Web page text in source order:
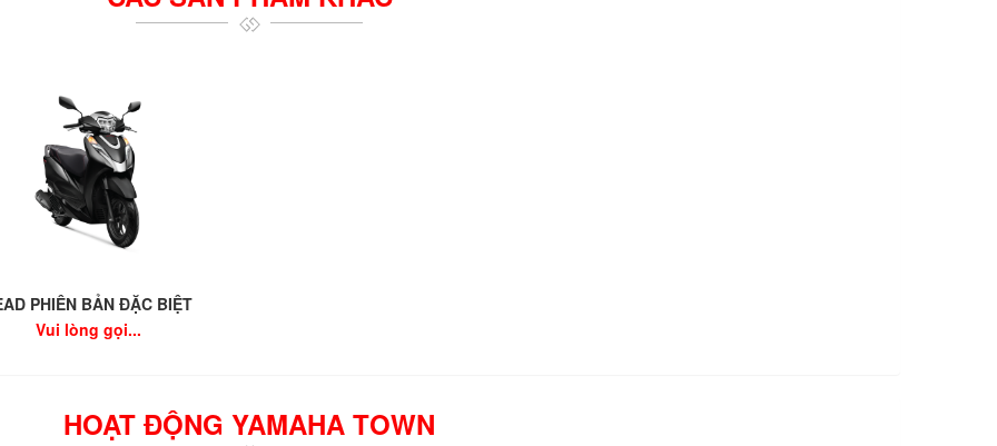
PHIÊN BẢN ĐẶC BIỆT
Vui lòng gọi...
HOẠT ĐỘNG YAMAHA TOWN